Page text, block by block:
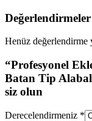
Değerlendirmeler
Henüz değerlendirme
“Profesyonel
Batan Tip
siz olun
Derecelendirmeniz *